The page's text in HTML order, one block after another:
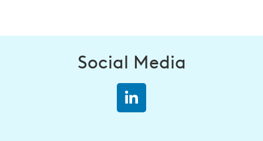
Social Media